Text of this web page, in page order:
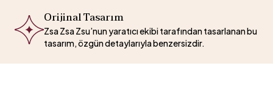
Orijinal Tasarım
Zsa Zsa Zsu’nun yaratıcı ekibi tarafından tasarlanan bu
tasarım, özgün detaylarıyla benzersizdir.